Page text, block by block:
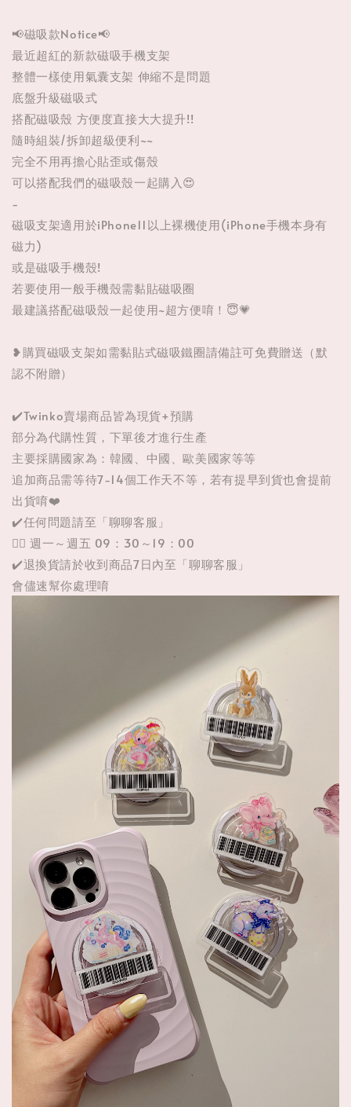
📢磁吸款Notice📢
最近超紅的新款磁吸手機支架
整體一樣使用氣囊支架 伸縮不是問題
底盤升級磁吸式
搭配磁吸殼 方便度直接大大提升!!
隨時組裝/拆卸超級便利~~
完全不用再擔心貼歪或傷殼
可以搭配我們的磁吸殼一起購入😍
-
磁吸支架適用於iPhone11以上裸機使用(iPhone手機本身有
磁力)
或是磁吸手機殼!
若要使用一般手機殼需黏貼磁吸圈
最建議搭配磁吸殼一起使用~超方便唷！😇💗
❥購買磁吸支架如需黏貼式磁吸鐵圈請備註可免費贈送（默
認不附贈）
✔️Twinko賣場商品皆為現貨+預購
部分為代購性質，下單後才進行生產
主要採購國家為：韓國、中國、歐美國家等等
追加商品需等待7-14個工作天不等，若有提早到貨也會提前
出貨唷❤️
✔️任何問題請至「聊聊客服」
👉🏼 週一～週五 09：30～19：00
✔️退換貨請於收到商品7日內至「聊聊客服」
會儘速幫你處理唷